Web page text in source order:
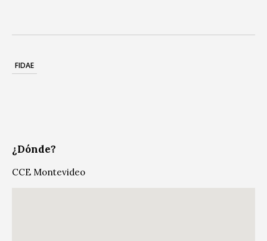
FIDAE
¿Dónde?
CCE Montevideo